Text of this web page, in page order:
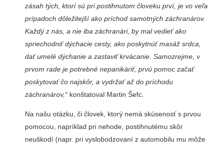
zásah tých, ktorí sú pri postihnutom človeku prví, je vo veľa
prípadoch dôležitejší ako príchod samotných záchranárov.
Každý z nás, a nie iba záchranári, by mal vedieť ako
spriechodniť dýchacie cesty, ako poskytnúť masáž srdca,
dať umelé dýchanie a zastaviť krvácanie. Samozrejme, v
prvom rade je potrebné nepanikáriť, prvú pomoc začať
poskytovať čo najskôr, a vydržať až do príchodu
záchranárov,“konštatoval Martin Šefc.
Na našu otázku, či človek, ktorý nemá skúsenosť s prvou
pomocou, napríklad pri nehode, postihnutému skôr
neuškodí (napr. pri vyslobodzovaní z automobilu mu môže